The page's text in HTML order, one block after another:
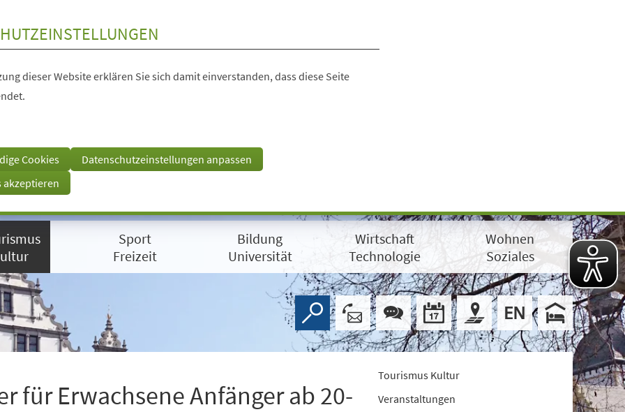
dieser Website erklären Sie sich damit einverstanden, dass diese Seite
Cookies
Datenschutzeinstellungen anpassen
akzeptieren
Sport
Freizeit
Bildung
Universität
Wirtschaft
Technologie
Wohnen
Soziales
für Erwachsene Anfänger ab 20-
Tourismus Kultur
Veranstaltungen